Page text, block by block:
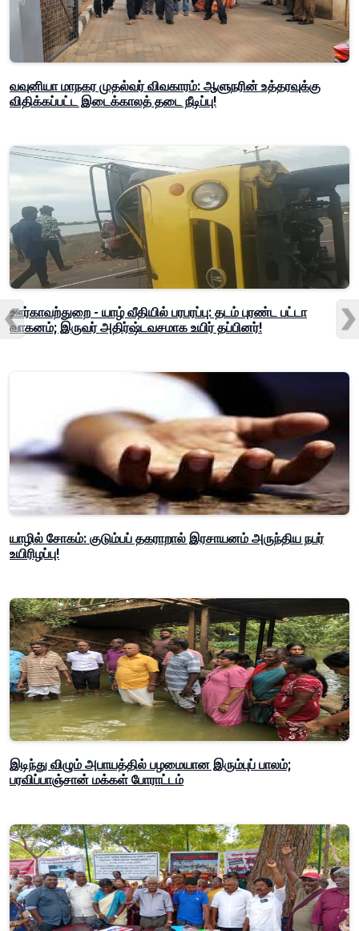
வவுனியா மாநகர முதல்வர் விவகாரம்: ஆளுநரின் உத்தரவுக்கு
விதிக்கப்பட்ட இடைக்காலத் தடை நீடிப்பு!
ஊர்காவற்துறை - யாழ் வீதியில் பரபரப்பு: தடம் புரண்ட பட்டா
வாகனம்; இருவர் அதிர்ஷ்டவசமாக உயிர் தப்பினர்!
யாழில் சோகம்: குடும்பப் தகராறால் இரசாயனம் அருந்திய நபர்
உயிரிழப்பு!
இடிந்து விழும் அபாயத்தில் பழமையான இரும்புப் பாலம்;
பரவிப்பாஞ்சான் மக்கள் போராட்டம்